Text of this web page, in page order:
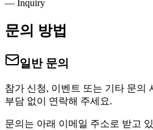
— Inquiry
문의 방법
일반 문의
참가 신청, 이벤트 또는 기타 문의
부담 없이 연락해 주세요.
문의는 아래 이메일 주소로 받고